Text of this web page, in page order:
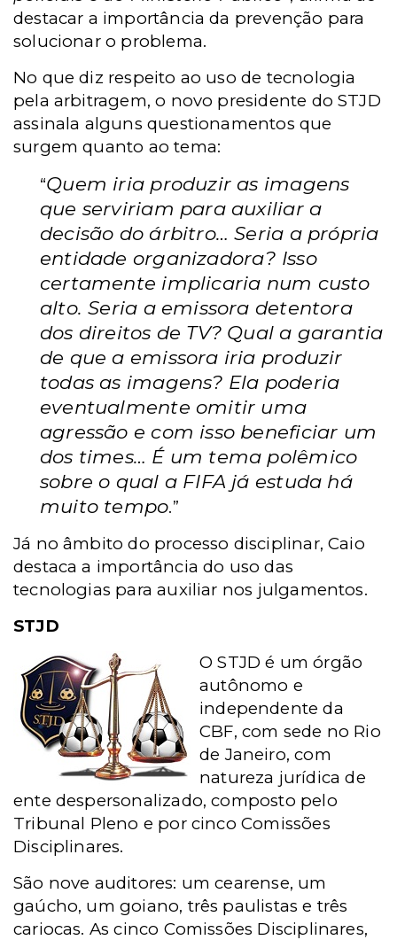
destacar a importância da prevenção para
solucionar o problema.
No que diz respeito ao uso de tecnologia
pela arbitragem, o novo presidente do STJD
assinala alguns questionamentos que
surgem quanto ao tema:
“Quem iria produzir as imagens
que serviriam para auxiliar a
decisão do árbitro… Seria a própria
entidade organizadora? Isso
certamente implicaria num custo
alto. Seria a emissora detentora
dos direitos de TV? Qual a garantia
de que a emissora iria produzir
todas as imagens? Ela poderia
eventualmente omitir uma
agressão e com isso beneficiar um
dos times… É um tema polêmico
sobre o qual a FIFA já estuda há
muito tempo.”
Já no âmbito do processo disciplinar, Caio
destaca a importância do uso das
tecnologias para auxiliar nos julgamentos.
STJD
O STJD é um órgão
autônomo e
independente da
CBF, com sede no Rio
de Janeiro, com
natureza jurídica de
ente despersonalizado, composto pelo
Tribunal Pleno e por cinco Comissões
Disciplinares.
São nove auditores: um cearense, um
gaúcho, um goiano, três paulistas e três
cariocas. As cinco Comissões Disciplinares,